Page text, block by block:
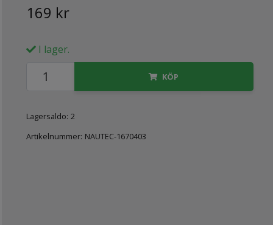
169 kr
I lager.
KÖP
Lagersaldo: 2
Artikelnummer: NAUTEC-1670403